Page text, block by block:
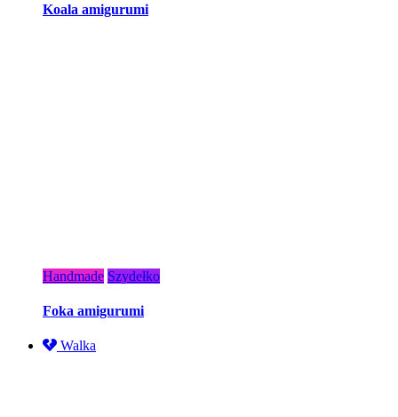
Koala amigurumi
Handmade Szydełko
Foka amigurumi
Walka